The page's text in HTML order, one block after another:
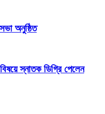
অনুষ্ঠিত
স্নাতক ডিগ্রি পেলেন